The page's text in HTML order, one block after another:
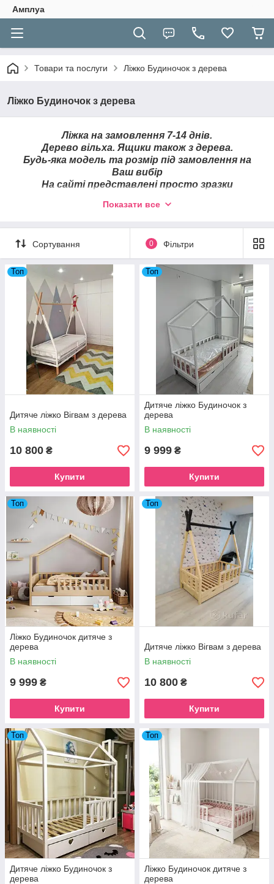
Амплуа
Товари та послуги Ліжко Будиночок з дерева
Ліжко Будиночок з дерева
Ліжка на замовлення 7-14 днів.
Дерево вільха. Ящики також з дерева.
Будь-яка модель та розмір під замовлення на
Ваш вибір
На сайті представлені просто зразки
Доставка тільки НП за ціною приблизно 500 грн.
АВАНС НА ЛІЖКО 500-1000 грн
Показати все
Сортування 0 Фільтри
Топ
Дитяче ліжко Вігвам з дерева
В наявності
10 800 ₴
Купити
Топ
Дитяче ліжко Будиночок з
дерева
В наявності
9 999 ₴
Купити
Топ
Ліжко Будиночок дитяче з
дерева
В наявності
9 999 ₴
Купити
Топ
Дитяче ліжко Вігвам з дерева
В наявності
10 800 ₴
Купити
Топ
Дитяче ліжко Будиночок з
дерева
Топ
Ліжко Будиночок дитяче з
дерева